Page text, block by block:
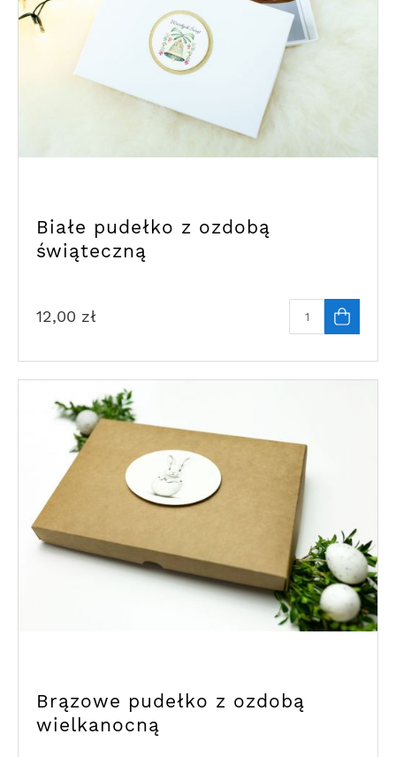
Białe pudełko z ozdobą
świąteczną
12,00 zł
Brązowe pudełko z ozdobą
wielkanocną